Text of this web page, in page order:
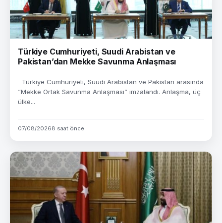
Türkiye Cumhuriyeti, Suudi Arabistan ve
Pakistan’dan Mekke Savunma Anlaşması
Türkiye Cumhuriyeti, Suudi Arabistan ve Pakistan arasında
“Mekke Ortak Savunma Anlaşması” imzalandı. Anlaşma, üç
ülke...
07/08/20268 saat önce